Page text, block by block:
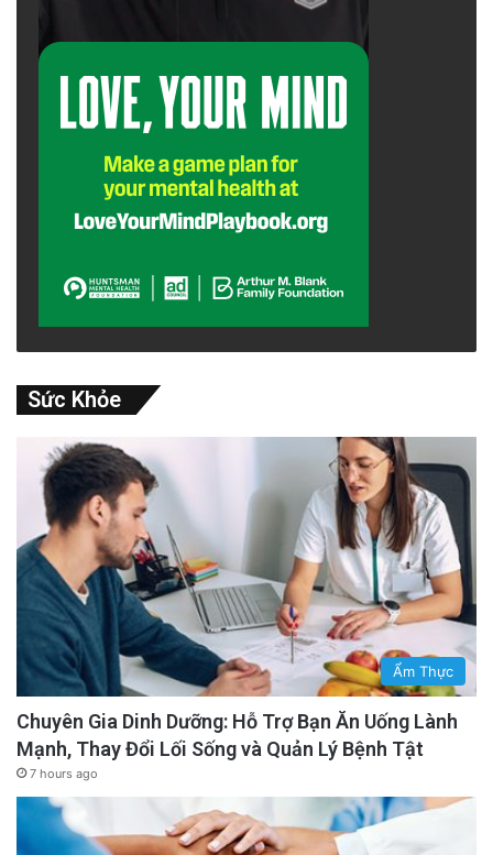
Sức Khỏe
Ẩm Thực
Chuyên Gia Dinh Dưỡng: Hỗ Trợ Bạn Ăn Uống Lành
Mạnh, Thay Đổi Lối Sống và Quản Lý Bệnh Tật
7 hours ago